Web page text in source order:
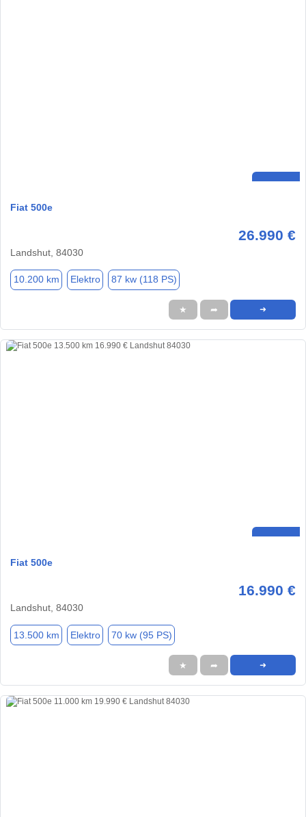
Fiat 500e
26.990 €
Landshut, 84030
10.200 km Elektro 87 kw (118 PS)
★ ➦ ➜
Fiat 500e
16.990 €
Landshut, 84030
13.500 km Elektro 70 kw (95 PS)
★ ➦ ➜